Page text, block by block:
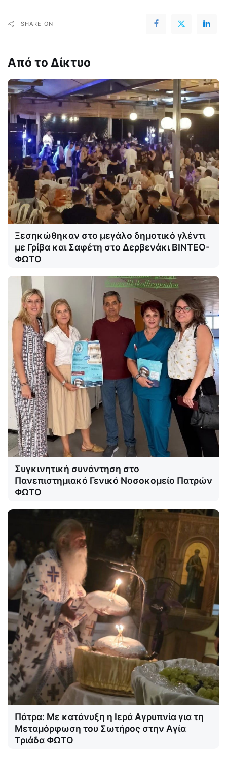
SHARE ON
Από το Δίκτυο
Ξεσηκώθηκαν στο μεγάλο δημοτικό γλέντι
με Γρίβα και Σαφέτη στο Δερβενάκι ΒΙΝΤΕΟ-
ΦΩΤΟ
Συγκινητική συνάντηση στο
Πανεπιστημιακό Γενικό Νοσοκομείο Πατρών
ΦΩΤΟ
Πάτρα: Με κατάνυξη η Ιερά Αγρυπνία για τη
Μεταμόρφωση του Σωτήρος στην Αγία
Τριάδα ΦΩΤΟ